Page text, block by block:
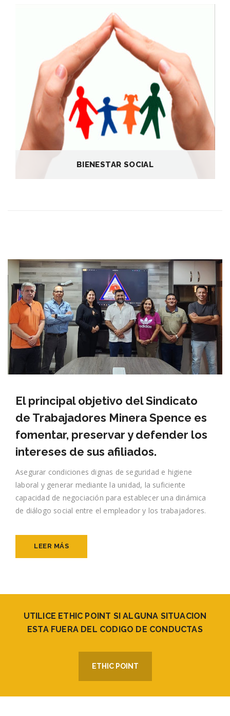
BIENESTAR SOCIAL
El principal objetivo del Sindicato
de Trabajadores Minera Spence es
fomentar, preservar y defender los
intereses de sus afiliados.
Asegurar condiciones dignas de seguridad e higiene
laboral y generar mediante la unidad, la suficiente
capacidad de negociación para establecer una dinámica
de diálogo social entre el empleador y los trabajadores.
LEER MÁS
UTILICE ETHIC POINT SI ALGUNA SITUACION
ESTA FUERA DEL CODIGO DE CONDUCTAS
ETHIC POINT